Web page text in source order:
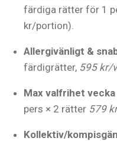
färdiga rätter för 1
kr/portion).
Allergivänligt &
färdigrätter, 595 kr/
Max valfrihet
pers × 2 rätter 579
Kollektiv/